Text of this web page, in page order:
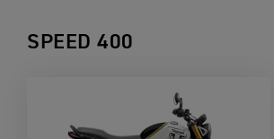
SPEED 400